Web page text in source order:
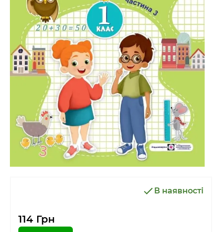
В наявності
114 Грн